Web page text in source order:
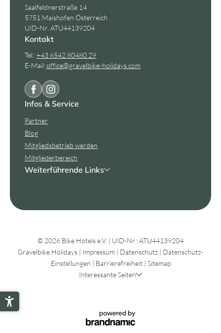
Saalfeldnerstraße 14
5751 Maishofen Österreich
UID-Nr. ATU44139204
Kontakt
Tel.:+43 6542 80480 29
E-Mail:office@gravelbike-holidays.com
Infos & Service
Partner
Blog
Mitgliedsbetrieb werden
Mitgliederbereich
Weiterführende Links
© 2026 Bike Hotels e.V. | UID-Nr.: ATU44139204
Gravelbike Holidays | Impressum | Datenschutz | Datenschutz-
Einstellungen | Barrierefreiheit | Sitemap
Interessante Seiten